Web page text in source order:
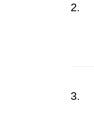
2.
3.